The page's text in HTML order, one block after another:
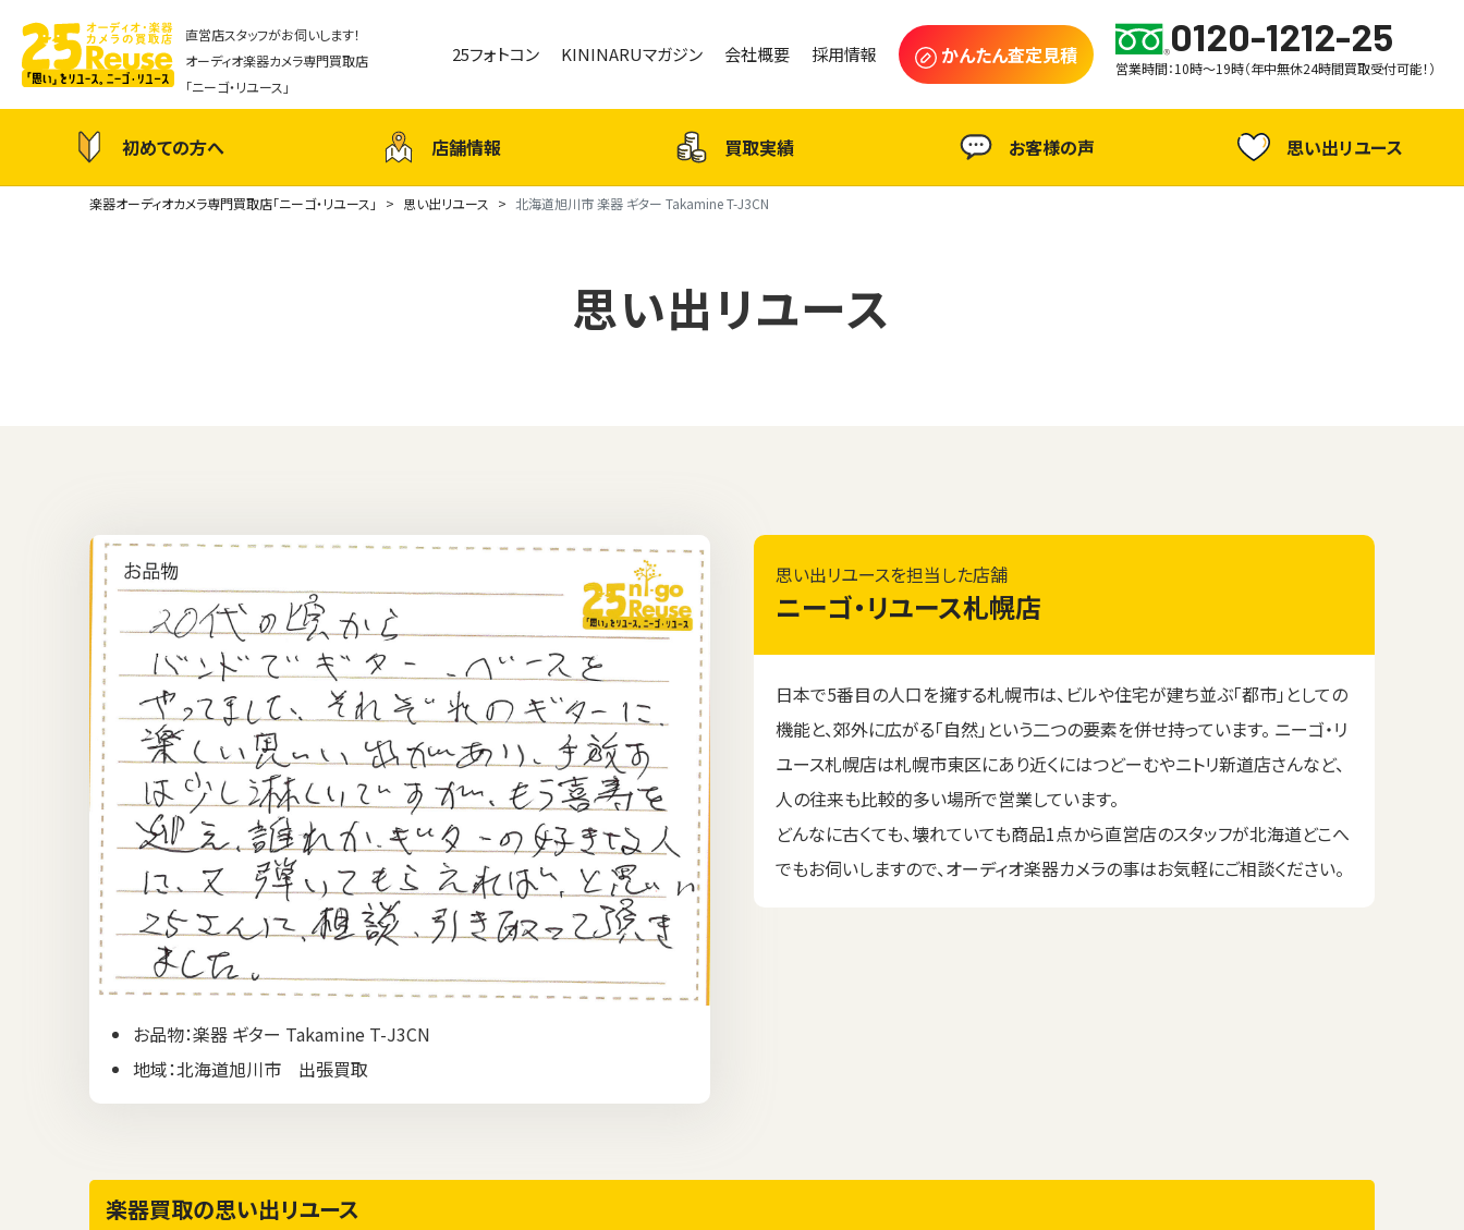
直営店スタッフがお伺いします！
オーディオ楽器カメラ専門買取店
「ニーゴ・リユース」
25フォトコン KININARUマガジン 会社概要 採用情報 かんたん査定見積 0120-1212-25
営業時間：10時～19時（年中無休24時間買取受付可能！）
初めての方へ 店舗情報 買取実績 お客様の声 思い出リユース
楽器オーディオカメラ専門買取店「ニーゴ・リユース」 思い出リユース 北海道旭川市 楽器 ギター Takamine T-J3CN
思い出リユース
お品物：楽器 ギター Takamine T-J3CN
地域：北海道旭川市 出張買取
思い出リユースを担当した店舗
ニーゴ・リユース札幌店
日本で5番目の人口を擁する札幌市は、ビルや住宅が建ち並ぶ「都市」としての
機能と、郊外に広がる「自然」という二つの要素を併せ持っています。 ニーゴ・リ
ユース札幌店は札幌市東区にあり近くにはつどーむやニトリ新道店さんなど、
人の往来も比較的多い場所で営業しています。
どんなに古くても、壊れていても商品1点から直営店のスタッフが北海道どこへ
でもお伺いしますので、オーディオ楽器カメラの事はお気軽にご相談ください。
楽器買取の思い出リユース